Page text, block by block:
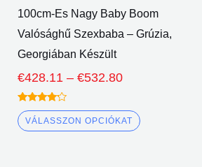
100cm-Es Nagy Baby Boom
Valósághű Szexbaba – Grúzia,
Georgiában Készült
€428.11 – €532.80
Névleges
4.00
ki 5
VÁLASSZON OPCIÓKAT
választani